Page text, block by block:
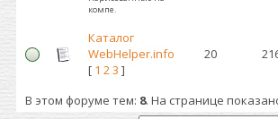
компе.
Каталог
WebHelper.info
[ 1 23 ]
20
В этом форуме тем: 8. На странице